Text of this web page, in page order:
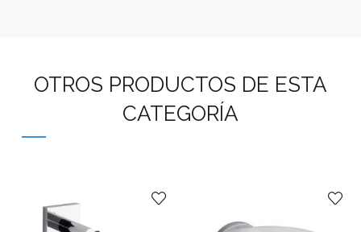
OTROS PRODUCTOS DE ESTA
CATEGORÍA